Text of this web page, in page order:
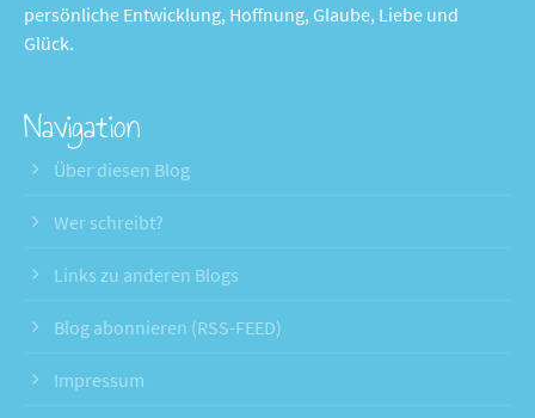
persönliche Entwicklung, Hoffnung, Glaube, Liebe und
Glück.
Navigation
Über diesen Blog
Wer schreibt?
Links zu anderen Blogs
Blog abonnieren (RSS-FEED)
Impressum